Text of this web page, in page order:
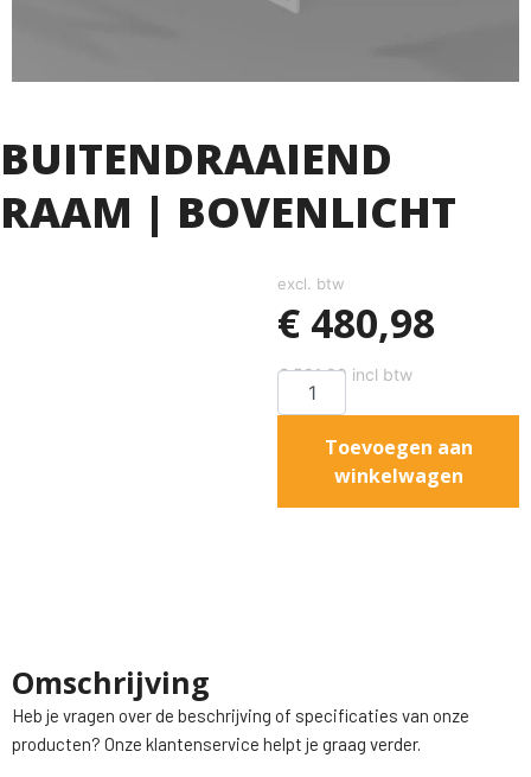
BUITENDRAAIEND
RAAM | BOVENLICHT
excl. btw
€ 480,98
€581,99 incl btw
Toevoegen aan
winkelwagen
Omschrijving
Heb je vragen over de beschrijving of specificaties van onze
producten? Onze klantenservice helpt je graag verder.